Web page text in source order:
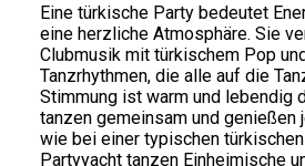
Eine türkische Party bedeutet
eine herzliche Atmosphäre. Sie
Clubmusik mit türkischem Pop
Tanzrhythmen, die alle auf die
Stimmung ist warm und lebendig
tanzen gemeinsam und genießen
wie bei einer typischen
Partyyacht tanzen Einheimische